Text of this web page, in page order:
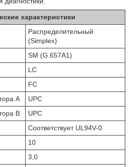
характеристики
Распределительный
(Simplex)
SM (G.657A1)
LC
FC
A
UPC
B
UPC
Соответствует UL94V-0
10
3,0